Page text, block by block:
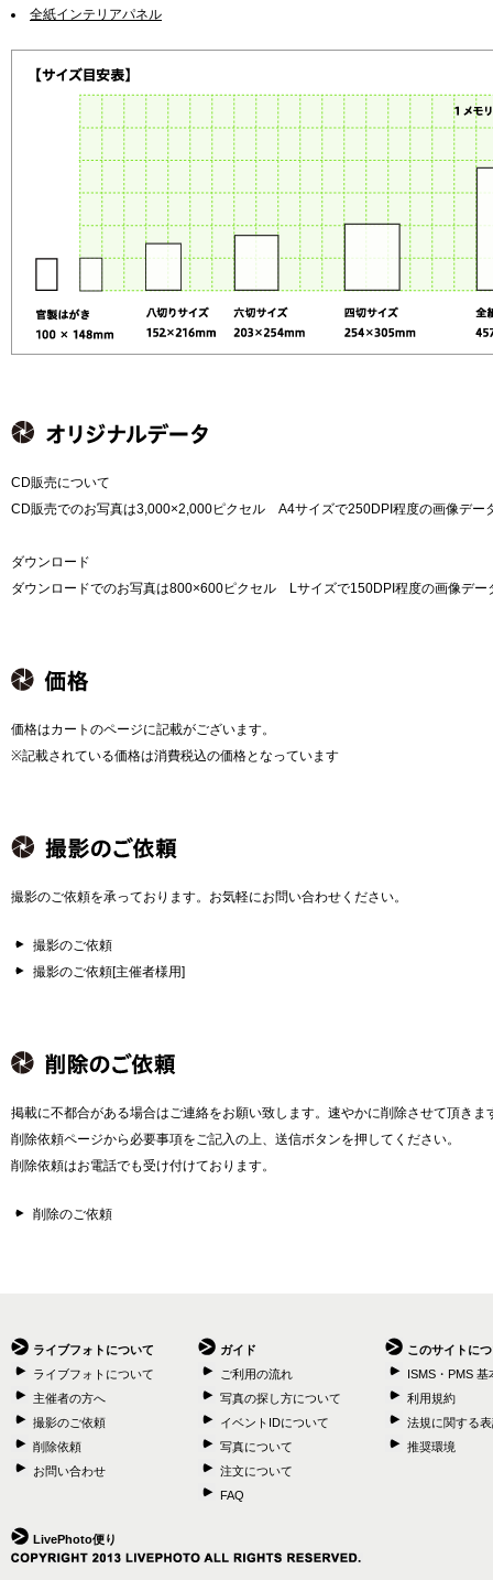
全紙インテリアパネル
CD販売について
CD販売でのお写真は3,000×2,000ピクセル A4サイズで250DPI程度の画像デー
ダウンロード
ダウンロードでのお写真は800×600ピクセル Lサイズで150DPI程度の画像デー
価格はカートのページに記載がございます。
※記載されている価格は消費税込の価格となっています
撮影のご依頼を承っております。お気軽にお問い合わせください。
撮影のご依頼
撮影のご依頼[主催者様用]
掲載に不都合がある場合はご連絡をお願い致します。速やかに削除させて頂きま
削除依頼ページから必要事項をご記入の上、送信ボタンを押してください。
削除依頼はお電話でも受け付けております。
削除のご依頼
ライブフォトについて
ライブフォトについて
主催者の方へ
撮影のご依頼
削除依頼
お問い合わせ
LivePhoto便り
ガイド
ご利用の流れ
写真の探し方について
イベントIDについて
写真について
注文について
FAQ
このサイトに
ISMS・PMS 基
利用規約
法規に関する
推奨環境